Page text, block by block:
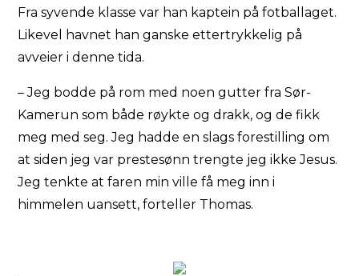
Fra syvende klasse var han kaptein på fotballaget.
Likevel havnet han ganske ettertrykkelig på
avveier i denne tida.
– Jeg bodde på rom med noen gutter fra Sør-
Kamerun som både røykte og drakk, og de fikk
meg med seg. Jeg hadde en slags forestilling om
at siden jeg var prestesønn trengte jeg ikke Jesus.
Jeg tenkte at faren min ville få meg inn i
himmelen uansett, forteller Thomas.